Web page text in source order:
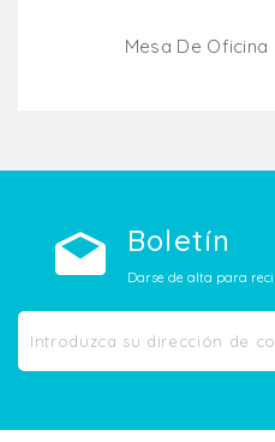
Mesa De Oficina
Boletín
Darse de alta para